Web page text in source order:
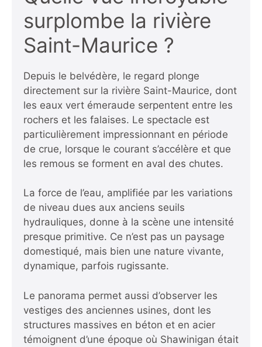
surplombe la rivière
Saint-Maurice ?
Depuis le belvédère, le regard plonge
directement sur la rivière Saint-Maurice, dont
les eaux vert émeraude serpentent entre les
rochers et les falaises. Le spectacle est
particulièrement impressionnant en période
de crue, lorsque le courant s’accélère et que
les remous se forment en aval des chutes.
La force de l’eau, amplifiée par les variations
de niveau dues aux anciens seuils
hydrauliques, donne à la scène une intensité
presque primitive. Ce n’est pas un paysage
domestiqué, mais bien une nature vivante,
dynamique, parfois rugissante.
Le panorama permet aussi d’observer les
vestiges des anciennes usines, dont les
structures massives en béton et en acier
témoignent d’une époque où Shawinigan était